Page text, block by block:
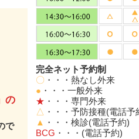
の
で
完全ネット予約制
〇・・・熱なし外来
● ・・・一般外来
★ ・・・専門外来
△ ・・・予防接種(電話予
▲ ・・・検診(電話予約)
BCG ・・・(電話予約)